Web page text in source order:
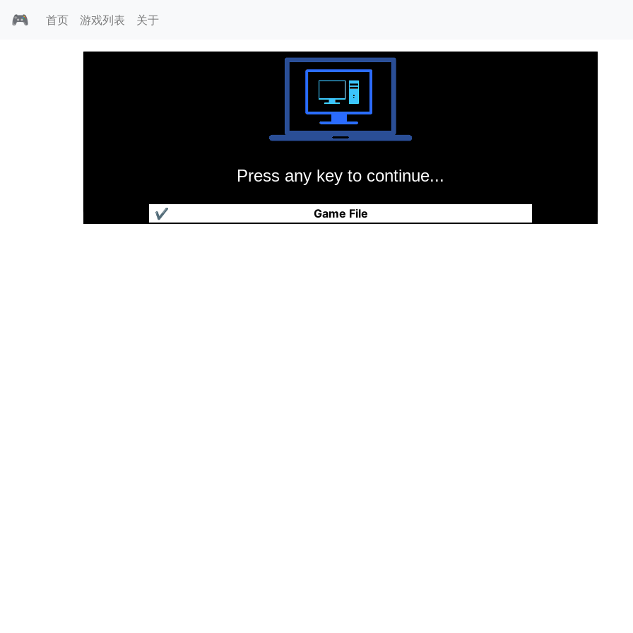
🎮 首页 游戏列表 关于
Press any key to continue...
Game File
✔